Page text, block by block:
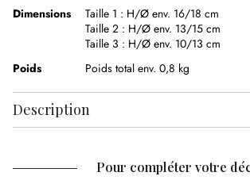
Dimensions
Taille 1 : H/Ø env. 16/18 cm
Taille 2 : H/Ø env. 13/15 cm
Taille 3 : H/Ø env. 10/13 cm
Poids
Poids total env. 0,8 kg
Description
Pour compléter votre